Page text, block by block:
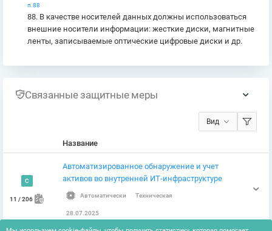
п.88
88. В качестве носителей данных должны использоваться
внешние носители информации: жесткие диски, магнитные
ленты, записываемые оптические цифровые диски и др.
Связанные защитные меры
Вид
Название
C
11 / 206
Автоматизированное обнаружение и учет
активов во внутренней ИТ-инфраструктуре
Автоматически Техническая
28.07.2025